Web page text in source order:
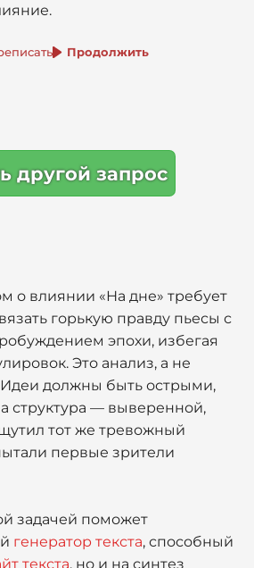
Продолжить
другой запрос
о влиянии «На дне» требует
горькую правду пьесы с
эпохи, избегая
Это анализ, а не
Идеи должны быть острыми,
а структура — выверенной,
тот же тревожный
первые зрители
задачей поможет
генератор текста, способный
текста, но и на синтез